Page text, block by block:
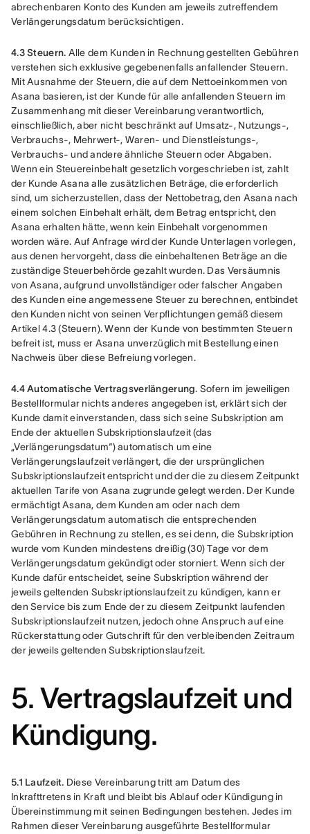
abrechenbaren Konto des Kunden am jeweils zutreffendem
Verlängerungsdatum berücksichtigen.
4.3 Steuern. Alle dem Kunden in Rechnung gestellten Gebühren
verstehen sich exklusive gegebenenfalls anfallender Steuern.
Mit Ausnahme der Steuern, die auf dem Nettoeinkommen von
Asana basieren, ist der Kunde für alle anfallenden Steuern im
Zusammenhang mit dieser Vereinbarung verantwortlich,
einschließlich, aber nicht beschränkt auf Umsatz-, Nutzungs-,
Verbrauchs-, Mehrwert-, Waren- und Dienstleistungs-,
Verbrauchs- und andere ähnliche Steuern oder Abgaben.
Wenn ein Steuereinbehalt gesetzlich vorgeschrieben ist, zahlt
der Kunde Asana alle zusätzlichen Beträge, die erforderlich
sind, um sicherzustellen, dass der Nettobetrag, den Asana nach
einem solchen Einbehalt erhält, dem Betrag entspricht, den
Asana erhalten hätte, wenn kein Einbehalt vorgenommen
worden wäre. Auf Anfrage wird der Kunde Unterlagen vorlegen,
aus denen hervorgeht, dass die einbehaltenen Beträge an die
zuständige Steuerbehörde gezahlt wurden. Das Versäumnis
von Asana, aufgrund unvollständiger oder falscher Angaben
des Kunden eine angemessene Steuer zu berechnen, entbindet
den Kunden nicht von seinen Verpflichtungen gemäß diesem
Artikel 4.3 (Steuern). Wenn der Kunde von bestimmten Steuern
befreit ist, muss er Asana unverzüglich mit Bestellung einen
Nachweis über diese Befreiung vorlegen.
4.4 Automatische Vertragsverlängerung. Sofern im jeweiligen
Bestellformular nichts anderes angegeben ist, erklärt sich der
Kunde damit einverstanden, dass sich seine Subskription am
Ende der aktuellen Subskriptionslaufzeit (das
„Verlängerungsdatum“) automatisch um eine
Verlängerungslaufzeit verlängert, die der ursprünglichen
Subskriptionslaufzeit entspricht und der die zu diesem Zeitpunkt
aktuellen Tarife von Asana zugrunde gelegt werden. Der Kunde
ermächtigt Asana, dem Kunden am oder nach dem
Verlängerungsdatum automatisch die entsprechenden
Gebühren in Rechnung zu stellen, es sei denn, die Subskription
wurde vom Kunden mindestens dreißig (30) Tage vor dem
Verlängerungsdatum gekündigt oder storniert. Wenn sich der
Kunde dafür entscheidet, seine Subskription während der
jeweils geltenden Subskriptionslaufzeit zu kündigen, kann er
den Service bis zum Ende der zu diesem Zeitpunkt laufenden
Subskriptionslaufzeit nutzen, jedoch ohne Anspruch auf eine
Rückerstattung oder Gutschrift für den verbleibenden Zeitraum
der jeweils geltenden Subskriptionslaufzeit.
5. Vertragslaufzeit und
Kündigung.
5.1 Laufzeit. Diese Vereinbarung tritt am Datum des
Inkrafttretens in Kraft und bleibt bis Ablauf oder Kündigung in
Übereinstimmung mit seinen Bedingungen bestehen. Jedes im
Rahmen dieser Vereinbarung ausgeführte Bestellformular